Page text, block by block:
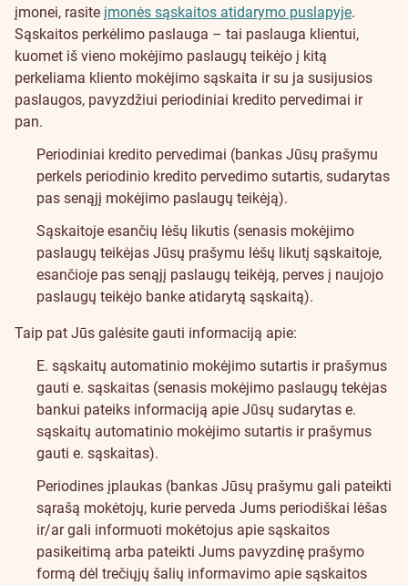
įmonei, rasite įmonės sąskaitos atidarymo puslapyje.
Sąskaitos perkėlimo paslauga – tai paslauga klientui,
kuomet iš vieno mokėjimo paslaugų teikėjo į kitą
perkeliama kliento mokėjimo sąskaita ir su ja susijusios
paslaugos, pavyzdžiui periodiniai kredito pervedimai ir
pan.
Periodiniai kredito pervedimai (bankas Jūsų prašymu
perkels periodinio kredito pervedimo sutartis, sudarytas
pas senąjį mokėjimo paslaugų teikėją).
Sąskaitoje esančių lėšų likutis (senasis mokėjimo
paslaugų teikėjas Jūsų prašymu lėšų likutį sąskaitoje,
esančioje pas senąjį paslaugų teikėją, perves į naujojo
paslaugų teikėjo banke atidarytą sąskaitą).
Taip pat Jūs galėsite gauti informaciją apie:
E. sąskaitų automatinio mokėjimo sutartis ir prašymus
gauti e. sąskaitas (senasis mokėjimo paslaugų tekėjas
bankui pateiks informaciją apie Jūsų sudarytas e.
sąskaitų automatinio mokėjimo sutartis ir prašymus
gauti e. sąskaitas).
Periodines įplaukas (bankas Jūsų prašymu gali pateikti
sąrašą mokėtojų, kurie perveda Jums periodiškai lėšas
ir/ar gali informuoti mokėtojus apie sąskaitos
pasikeitimą arba pateikti Jums pavyzdinę prašymo
formą dėl trečiųjų šalių informavimo apie sąskaitos